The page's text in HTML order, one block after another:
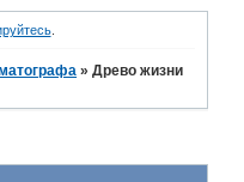
.
»Древо жизни